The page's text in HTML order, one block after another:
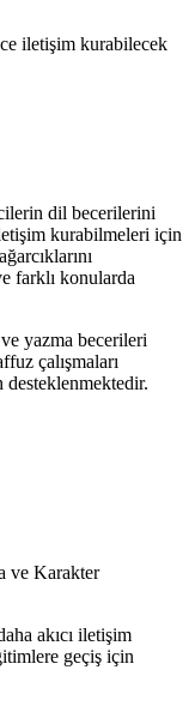
iletişim kurabilecek
dil becerilerini
kurabilmeleri için
farklı konularda
yazma becerileri
çalışmaları
desteklenmektedir.
ve Karakter
akıcı iletişim
geçiş için